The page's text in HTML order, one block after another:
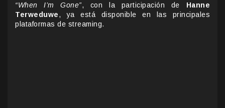
“When I’m Gone”, con la participación de Hanne
Terweduwe, ya está disponible en las principales
plataformas de streaming.